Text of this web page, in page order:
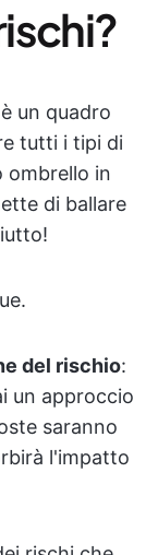
un quadro
tutti i tipi di
ombrello in
di ballare
del rischio:
un approccio
saranno
l'impatto